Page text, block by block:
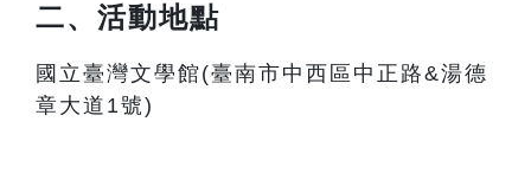
二、活動地點
國立臺灣文學館(臺南市中西區中正路&湯德
章大道1號)